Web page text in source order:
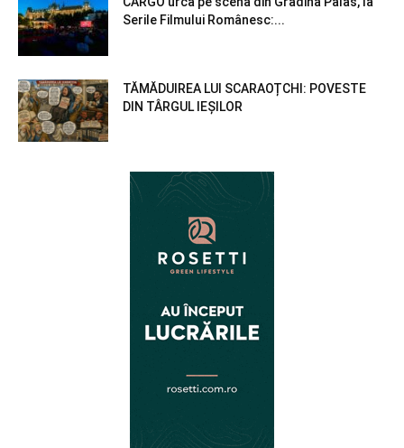
Serile Filmului Românesc:...
TĂMĂDUIREA LUI SCARAOȚCHI: POVESTE
DIN TÂRGUL IEȘILOR